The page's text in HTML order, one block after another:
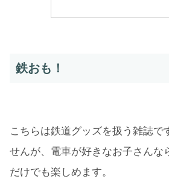
鉄おも！
こちらは鉄道グッズを扱う雑誌で
せんが、電車が好きなお子さんな
だけでも楽しめます。